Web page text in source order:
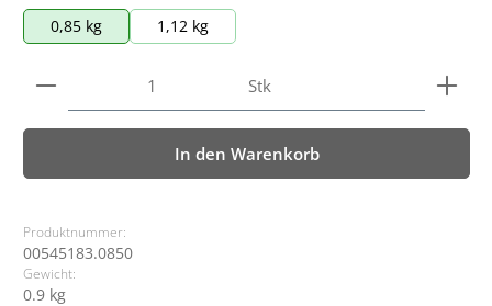
0,85 kg 1,12 kg
Produkt Anzahl: Gib den gewünschten Wert ein
Stk
In den Warenkorb
Produktnummer:
00545183.0850
Gewicht:
0.9 kg